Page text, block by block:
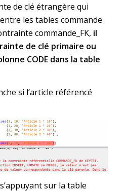
de clé étrangère qui
les tables commande
commande_FK, il
de clé primaire ou
CODE dans la table
si l’article référencé
sur la table